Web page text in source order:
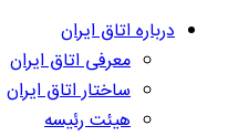
درباره اتاق ایران
معرفی اتاق ایران
ساختار اتاق ایران
هیئت رئیسه